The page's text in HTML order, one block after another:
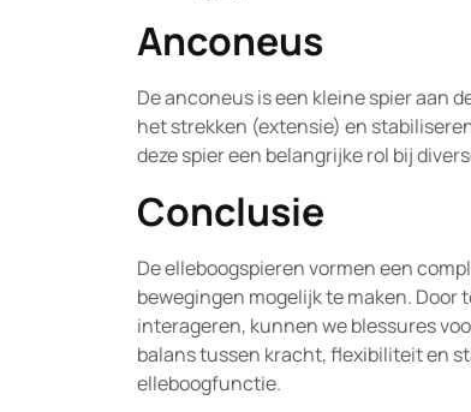
Anconeus
De anconeus is een kleine spier aan
het strekken (extensie) en
deze spier een belangrijke rol bij
Conclusie
De elleboogspieren vormen een
bewegingen mogelijk te maken.
interageren, kunnen we blessures
balans tussen kracht, flexibiliteit en
elleboogfunctie.